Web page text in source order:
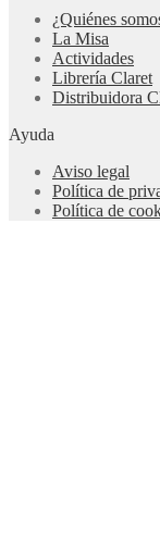
¿Quiénes
La Misa
Actividades
Librería Claret
Distribuidora
Ayuda
Aviso legal
Política de
Política de